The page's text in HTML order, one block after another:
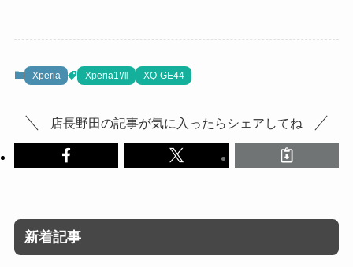
Xperia Xperia1Ⅷ XQ-GE44
店長野田の記事が気に入ったらシェアしてね
新着記事